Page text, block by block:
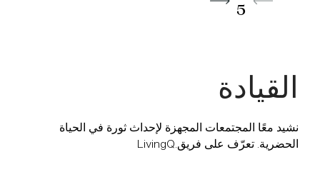
5
القيادة
‏نشيد معًا المجتمعات المجهزة لإحداث ثورة في الحياة
الحضرية. تعرّف على فريق.LivingQ ‏